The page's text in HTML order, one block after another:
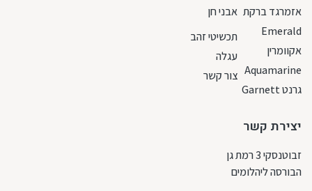
אזמרגד ברקת
Emerald
אקוומרין
Aquamarine
גרנט Garnett
אבני חן
תכשיטי זהב
עגלה
צור קשר
יצירת קשר
זבוטנסקי 3 רמת גן
הבורסה ליהלומים